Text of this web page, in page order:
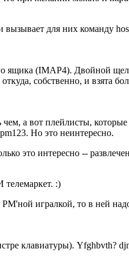
вызывает для них команду
ящика (IMAP4). Двойной
собственно, и взята
а вот плейлисты, которые
Но это неинтересно.
это интересно --
телемаркет. :)
игралкой, то в ней
клавиатуры). Yfghbvth?